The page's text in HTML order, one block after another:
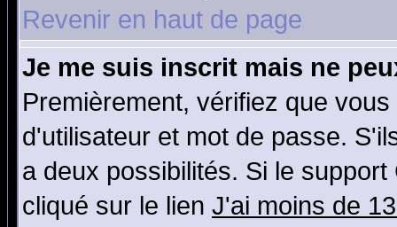
Revenir en haut de page
Je me suis inscrit mais ne
Premièrement, vérifiez que
d'utilisateur et mot de passe.
a deux possibilités. Si le
cliqué sur le lien J'ai moins de